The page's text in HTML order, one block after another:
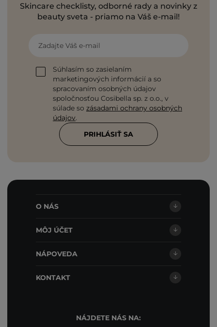
Skincare checklisty, odborné rady a novinky z
beauty sveta - priamo na Váš e-mail!
Zadajte Váš e-mail
Súhlasím so zasielaním
marketingových informácií a so
spracovaním osobných údajov
spoločnosťou Cosibella sp. z o.o., v
súlade so zásadami ochrany osobných
údajov.
PRIHLÁSIŤ SA
O NÁS
MÔJ ÚČET
NÁPOVEDA
KONTAKT
NÁJDETE NÁS NA: